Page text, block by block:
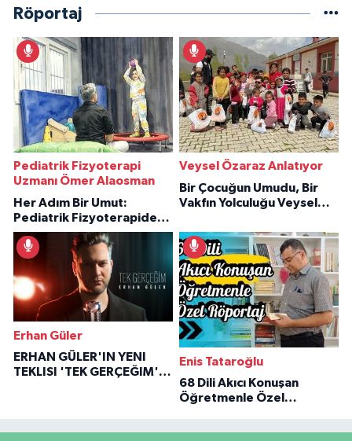
Röportaj
Pediatrik Fizyoterapi
Uzmanı Ömer Alaosman
Her Adım Bir Umut:
Pediatrik Fizyoterapiden
İlham Veren Hikâyeler
Veysel Özaraz Anlatıyor
Bir Çocuğun Umudu, Bir
Vakfın Yolculuğu Veysel
Erhan Güler
ERHAN GÜLER'IN YENI
TEKLISI 'TEK GERÇEĞIM'LE
Enis Tataroğlu
68 Dili Akıcı Konuşan
Öğretmenle Özel